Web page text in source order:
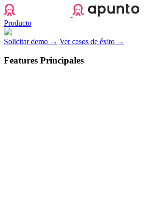
Apunto
Producto
Solicitar demo → Ver casos de éxito →
Features Principales